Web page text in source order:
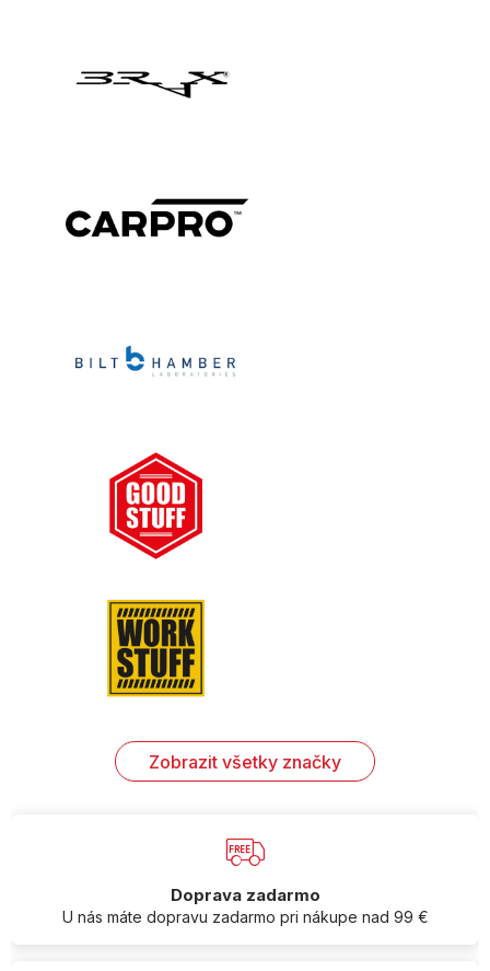
Zobrazit všetky značky
Doprava zadarmo
U nás máte dopravu zadarmo pri nákupe nad 99 €